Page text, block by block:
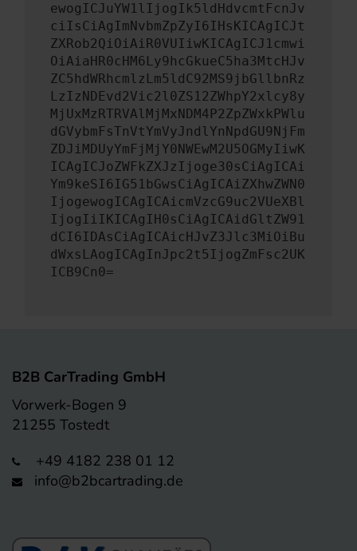
ewogICJuYW1lIjogIk5ldHdvcmtFcnJv
ciIsCiAgImNvbmZpZyI6IHsKICAgICJt
ZXRob2QiOiAiR0VUIiwKICAgICJ1cmwi
OiAiaHR0cHM6Ly9hcGkueC5ha3MtcHJv
ZC5hdWRhcmlzLm5ldC92MS9jbGllbnRz
LzIzNDEvd2Vic2l0ZS12ZWhpY2xlcy8y
MjUxMzRTRVAlMjMxNDM4P2ZpZWxkPWlu
dGVybmFsTnVtYmVyJndlYnNpdGU9NjFm
ZDJiMDUyYmFjMjY0NWEwM2U5OGMyIiwK
ICAgICJoZWFkZXJzIjoge30sCiAgICAi
Ym9keSI6IG51bGwsCiAgICAiZXhwZWN0
IjogewogICAgICAicmVzcG9uc2VUeXBl
IjogIiIKICAgIH0sCiAgICAidGltZW91
dCI6IDAsCiAgICAicHJvZ3Jlc3MiOiBu
dWxsLAogICAgInJpc2t5IjogZmFsc2UK
ICB9Cn0=
B2B CarTrading GmbH
Vorwerk-Bogen 9
21255 Tostedt
+49 4182 238 01 12
info@b2bcartrading.de